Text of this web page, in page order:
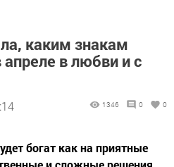
каким знакам
в любви и с
1346 0 0
богат как на приятные